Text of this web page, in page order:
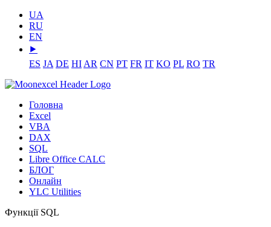
UA
RU
EN
⯈
ES JA DE HI AR CN PT FR IT KO PL RO TR
Головна
Excel
VBA
DAX
SQL
Libre Office CALC
БЛОГ
Онлайн
YLC Utilities
Функції SQL